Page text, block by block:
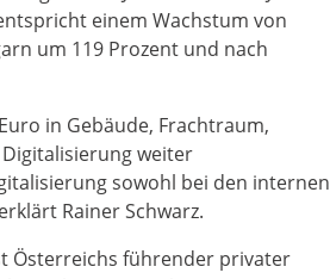
einem Wachstum von
um 119 Prozent und nach
in Gebäude, Frachtraum,
weiter
sowohl bei den internen
Rainer Schwarz.
Österreichs führender privater